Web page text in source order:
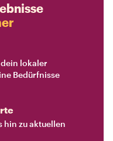
lokaler
Bedürfnisse
hin zu aktuellen